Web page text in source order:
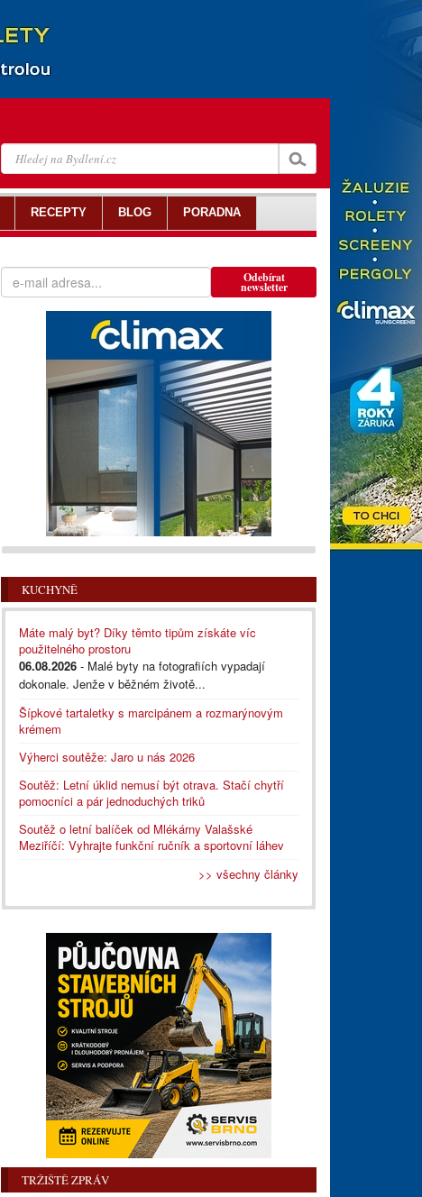
Odebírat
newsletter
KUCHYNĚ
Máte malý byt? Díky těmto tipům získáte víc
použitelného prostoru
06.08.2026 - Malé byty na fotografiích vypadají
dokonale. Jenže v běžném životě...
Šípkové tartaletky s marcipánem a rozmarýnovým
krémem
Výherci soutěže: Jaro u nás 2026
Soutěž: Letní úklid nemusí být otrava. Stačí chytří
pomocníci a pár jednoduchých triků
Soutěž o letní balíček od Mlékárny Valašské
Meziříčí: Vyhrajte funkční ručník a sportovní láhev
>> všechny články
TRŽIŠTĚ ZPRÁV
RECEPTY BLOG PORADNA